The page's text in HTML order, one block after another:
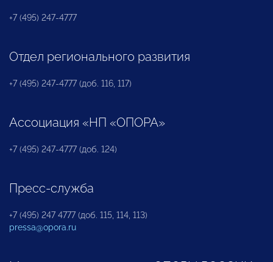
+7 (495) 247-4777
Отдел регионального развития
+7 (495) 247-4777 (доб. 116, 117)
Ассоциация «НП «ОПОРА»
+7 (495) 247-4777 (доб. 124)
Пресс-служба
+7 (495) 247 4777 (доб. 115, 114, 113)
pressa@opora.ru